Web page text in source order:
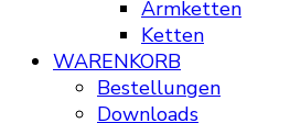
Armketten
Ketten
WARENKORB
Bestellungen
Downloads